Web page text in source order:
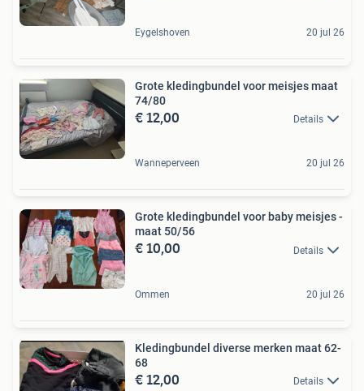
Eygelshoven 20 jul 26
Grote kledingbundel voor meisjes maat
74/80
€ 12,00 Details
Wanneperveen 20 jul 26
Grote kledingbundel voor baby meisjes -
maat 50/56
€ 10,00 Details
Ommen 20 jul 26
Kledingbundel diverse merken maat 62-
68
€ 12,00 Details